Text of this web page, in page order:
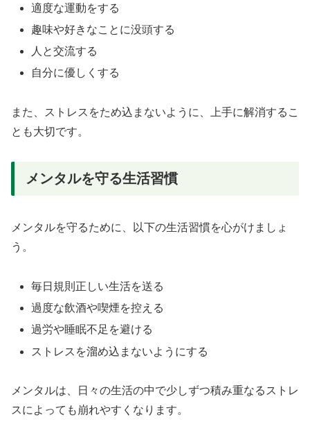
適度な運動をする
趣味や好きなことに没頭する
人と交流する
自分に優しくする
また、ストレスをため込まないように、上手に解消するこ
とも大切です。
メンタルを守る生活習慣
メンタルを守るために、以下の生活習慣を心がけましょ
う。
毎日規則正しい生活を送る
過度な飲酒や喫煙を控える
過労や睡眠不足を避ける
ストレスを溜め込まないようにする
メンタルは、日々の生活の中で少しずつ積み重なるストレ
スによっても崩れやすくなります。